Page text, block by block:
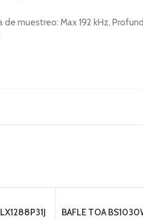
muestreo: Max 192 kHz,
BAFLE TOA